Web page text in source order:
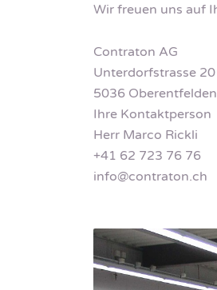
Wir freuen uns auf
Contraton AG
Unterdorfstrasse 20
5036 Oberentfelden
Ihre Kontaktperson
Herr Marco Rickli
+41 62 723 76 76
info@contraton.ch